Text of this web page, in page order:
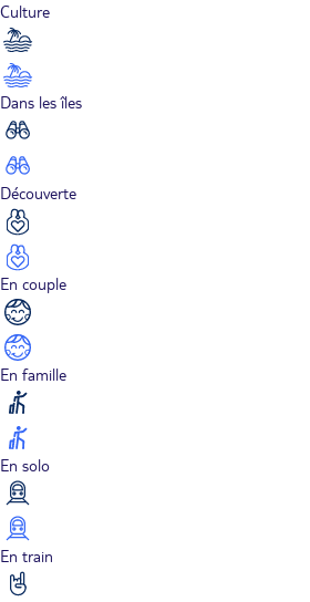
Culture
Dans les îles
Découverte
En couple
En famille
En solo
En train